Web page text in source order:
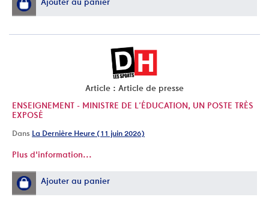
Article : Article de presse
ENSEIGNEMENT - MINISTRE DE L’ÉDUCATION, UN POSTE TRÈS
EXPOSÉ
Dans La Dernière Heure (11 juin 2026)
Plus d'information...
Ajouter au panier